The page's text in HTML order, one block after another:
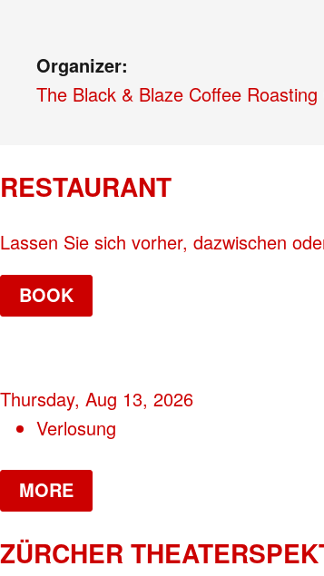
Organizer:
The Black & Blaze Coffee
RESTAURANT
Lassen Sie sich vorher, dazwischen
BOOK
Thursday, Aug 13, 2026
Verlosung
MORE
ZÜRCHER